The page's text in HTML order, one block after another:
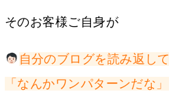
そのお客様ご自身が
自分のブログを読み返して
「なんかワンパターンだな」